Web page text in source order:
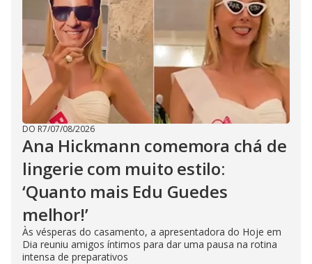
DO R7/07/08/2026
Ana Hickmann comemora chá de
lingerie com muito estilo:
‘Quanto mais Edu Guedes
melhor!’
Às vésperas do casamento, a apresentadora do Hoje em
Dia reuniu amigos íntimos para dar uma pausa na rotina
intensa de preparativos